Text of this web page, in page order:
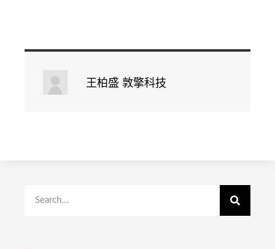
王柏盛 敦擎科技